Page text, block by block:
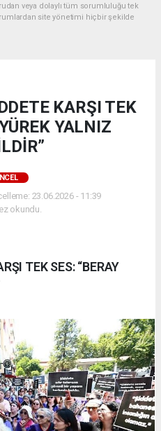
veya dolaylı tüm sorumluluğu tek
site yönetimi hiçbir şekilde
KARŞI TEK
YALNIZ
23.06.2026 - 11:39
okundu.
TEK SES: “BERAY